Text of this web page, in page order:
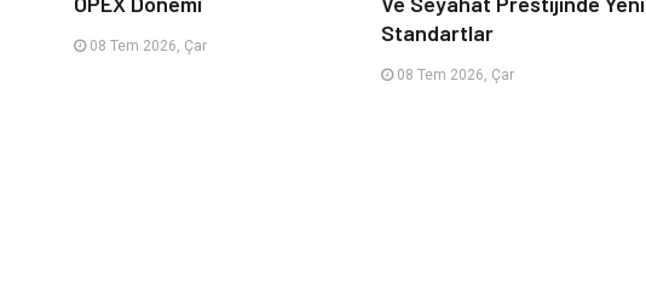
08 Tem 2026, Çar
Standartlar
08 Tem 2026, Çar